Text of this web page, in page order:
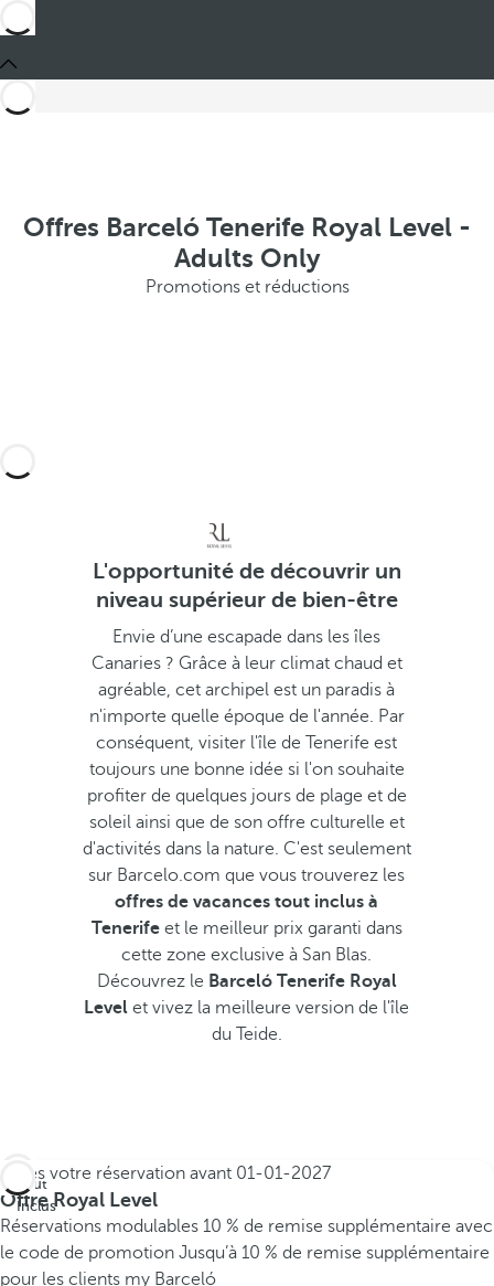
Offres Barceló Tenerife Royal Level -
Adults Only
Promotions et réductions
L'opportunité de découvrir un
niveau supérieur de bien-être
Envie d’une escapade dans les îles
Canaries ? Grâce à leur climat chaud et
agréable, cet archipel est un paradis à
n'importe quelle époque de l'année. Par
conséquent, visiter l'île de Tenerife est
toujours une bonne idée si l'on souhaite
profiter de quelques jours de plage et de
soleil ainsi que de son offre culturelle et
d'activités dans la nature. C'est seulement
sur Barcelo.com que vous trouverez les
offres de vacances tout inclus à
Tenerifeet le meilleur prix garanti dans
cette zone exclusive à San Blas.
Découvrez le Barceló Tenerife Royal
Level et vivez la meilleure version de l'île
du Teide.
Tout
Inclus
Faites votre réservation avant 01-01-2027
Offre Royal Level
Réservations modulables 10 % de remise supplémentaire avec
le code de promotion Jusqu’à 10 % de remise supplémentaire
pour les clients my Barceló